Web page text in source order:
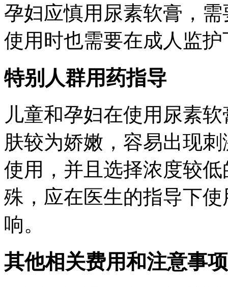
孕妇应慎用尿素软膏，
使用时也需要在成人监
特别人群用药指导
儿童和孕妇在使用尿素
肤较为娇嫩，容易出现
使用，并且选择浓度较
殊，应在医生的指导下
响。
其他相关费用和注意事项